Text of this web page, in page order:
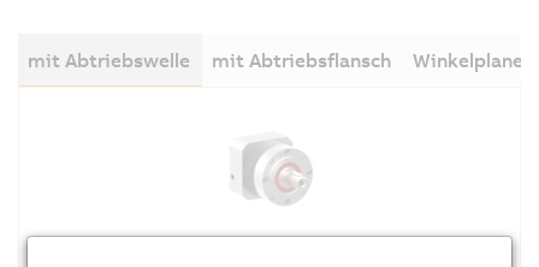
mit Abtriebswelle mit Abtriebsflansch